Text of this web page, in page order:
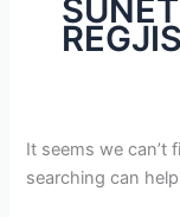
It seems we can’t
searching can
e